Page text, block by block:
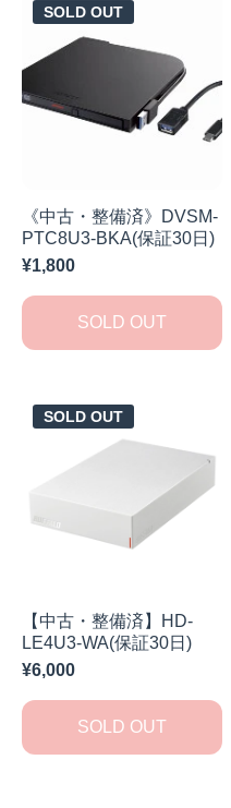
SOLD OUT
《中古・整備済》DVSM-
PTC8U3-BKA(保証30日)
¥1,800
SOLD OUT
SOLD OUT
【中古・整備済】HD-
LE4U3-WA(保証30日)
¥6,000
SOLD OUT